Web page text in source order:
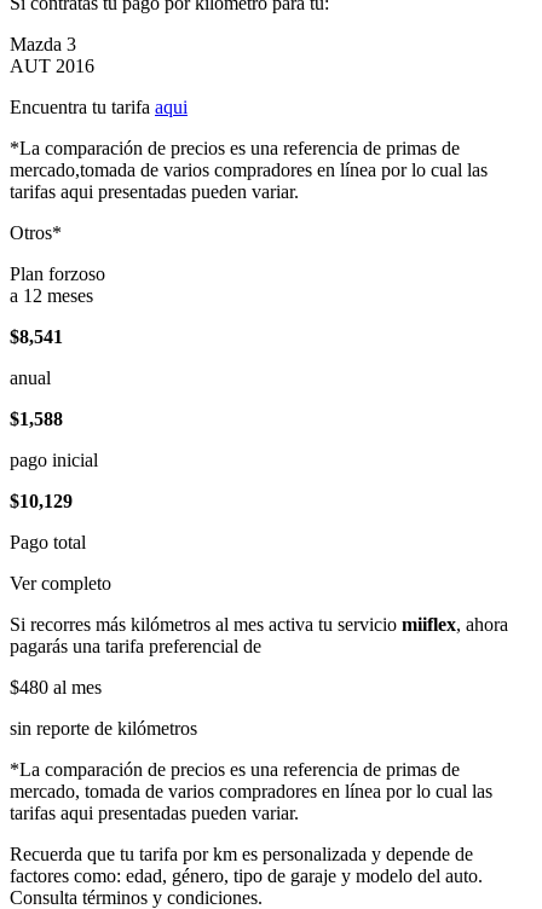
Mazda 3
AUT 2016
Encuentra tu tarifa aqui
*La comparación de precios es una referencia de primas de
mercado,tomada de varios compradores en línea por lo cual las
tarifas aqui presentadas pueden variar.
Otros*
Plan forzoso
a 12 meses
$8,541
anual
$1,588
pago inicial
$10,129
Pago total
Ver completo
Si recorres más kilómetros al mes activa tu servicio miiflex, ahora
pagarás una tarifa preferencial de
$480 al mes
sin reporte de kilómetros
*La comparación de precios es una referencia de primas de
mercado, tomada de varios compradores en línea por lo cual las
tarifas aqui presentadas pueden variar.
Recuerda que tu tarifa por km es personalizada y depende de
factores como: edad, género, tipo de garaje y modelo del auto.
Consulta términos y condiciones.